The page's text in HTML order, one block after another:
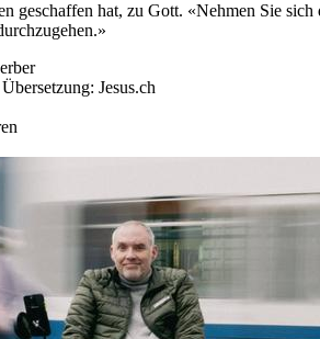
geschaffen hat, zu Gott. «Nehmen Sie
Jesus.ch